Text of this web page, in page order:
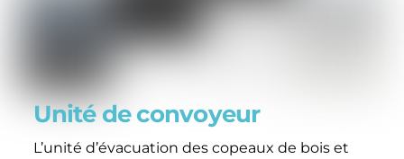
Unité de convoyeur
L’unité d’évacuation des copeaux de bois et